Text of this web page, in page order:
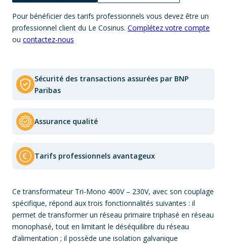
Pour bénéficier des tarifs professionnels vous devez être un
professionnel client du Le Cosinus. Complétez votre compte
ou contactez-nous
Sécurité des transactions assurées par BNP
Paribas
Assurance qualité
Tarifs professionnels avantageux
Ce transformateur Tri-Mono 400V – 230V, avec son couplage
spécifique, répond aux trois fonctionnalités suivantes : il
permet de transformer un réseau primaire triphasé en réseau
monophasé, tout en limitant le déséquilibre du réseau
d’alimentation ; il possède une isolation galvanique